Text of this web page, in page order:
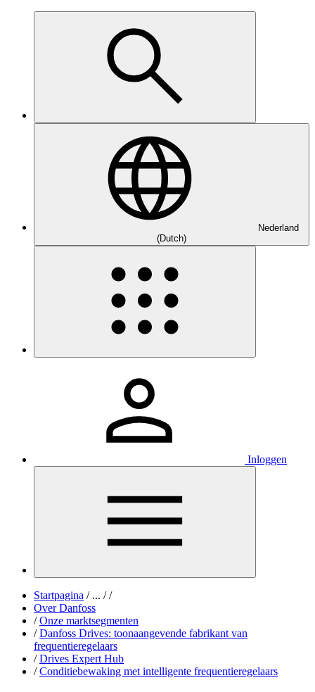
Nederland
(Dutch)
Inloggen
Startpagina /... / /
Over Danfoss
/ Onze marktsegmenten
/ Danfoss Drives: toonaangevende fabrikant van
frequentieregelaars
/ Drives Expert Hub
/ Conditiebewaking met intelligente frequentieregelaars